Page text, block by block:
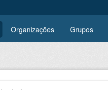
Organizações Grupos